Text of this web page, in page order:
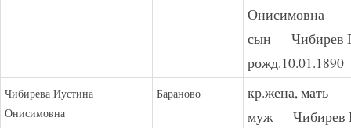
Онисимовна
сын — Чибирев
рожд.10.01.1890
Чибирева Иустина
Онисимовна
Бараново
кр.жена, мать
муж — Чибирев